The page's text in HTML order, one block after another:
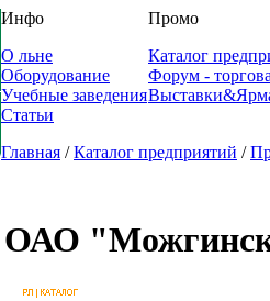
Инфо
О льне
Оборудование
Учебные заведения
Статьи
Промо
Каталог
Форум -
Главная /Каталог предприятий /
ОАО